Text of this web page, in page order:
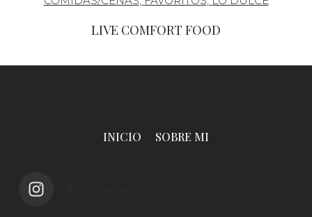
LIVE COMFORT FOOD
INICIO SOBRE MI